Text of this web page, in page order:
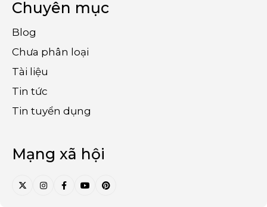
Chuyên mục
Blog
Chưa phân loại
Tài liệu
Tin tức
Tin tuyển dụng
Mạng xã hội